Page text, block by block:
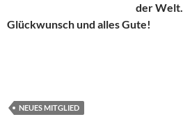
der Welt.
Glückwunsch und alles Gute!
NEUES MITGLIED